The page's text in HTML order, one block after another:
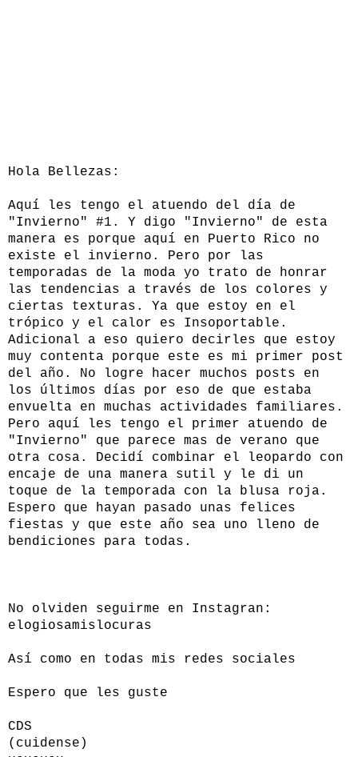
Hola Bellezas:
Aquí les tengo el atuendo del día de
"Invierno" #1. Y digo "Invierno" de esta
manera es porque aquí en Puerto Rico no
existe el invierno. Pero por las
temporadas de la moda yo trato de honrar
las tendencias a través de los colores y
ciertas texturas. Ya que estoy en el
trópico y el calor es Insoportable.
Adicional a eso quiero decirles que estoy
muy contenta porque este es mi primer post
del año. No logre hacer muchos posts en
los últimos días por eso de que estaba
envuelta en muchas actividades familiares.
Pero aquí les tengo el primer atuendo de
"Invierno" que parece mas de verano que
otra cosa. Decidí combinar el leopardo con
encaje de una manera sutil y le di un
toque de la temporada con la blusa roja.
Espero que hayan pasado unas felices
fiestas y que este año sea uno lleno de
bendiciones para todas.
No olviden seguirme en Instagran:
elogiosamislocuras
Así como en todas mis redes sociales
Espero que les guste
CDS
(cuidense)